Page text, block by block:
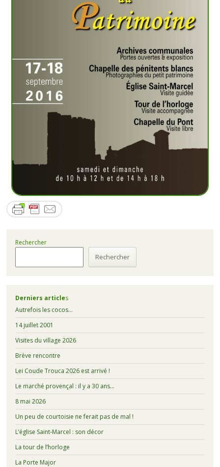
Rechercher
Rechercher
Derniers articles
Autrefois les cocos…
14 juillet 2001
Visites du village 2026
Brève rencontre
Lei Coude Trouca 2026 est arrivé !
Le marché provençal : il y a 30 ans…
8 mai 2026
Un peu de courtoisie ne ferait pas de mal !
L’église Saint-Marcel : son décor
La tour de l’horloge
La Porte Major